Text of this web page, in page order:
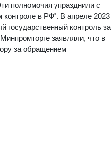
полномочия упразднили с
контроле в РФ". В апреле 2023
государственный контроль за
заявляли, что в
за обращением